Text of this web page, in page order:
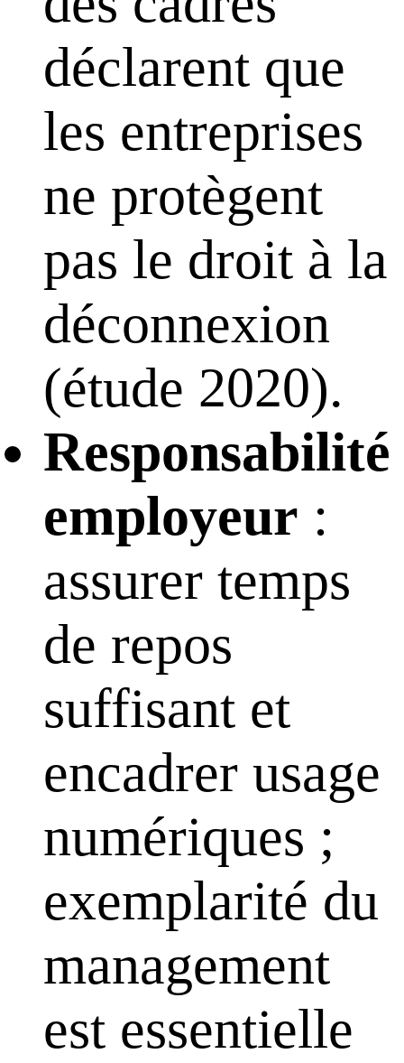
déclarent que
les entreprises
ne protègent
pas le droit à la
déconnexion
(étude 2020).
Responsabilité
employeur :
assurer temps
de repos
suffisant et
encadrer usage
numériques ;
exemplarité du
management
est essentielle